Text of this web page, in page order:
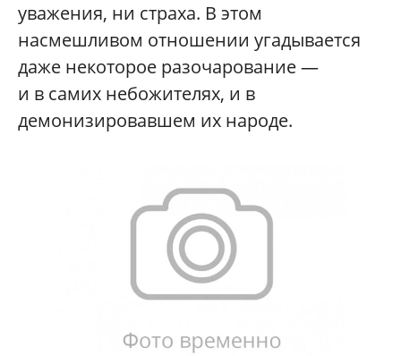
уважения, ни страха. В этом
насмешливом отношении угадывается
даже некоторое разочарование —
и в самих небожителях, и в
демонизировавшем их народе.